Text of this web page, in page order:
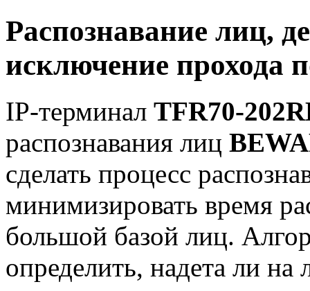
Распознавание лиц,
исключение прохода
IP-терминал TFR70-
распознавания лиц
сделать процесс
минимизировать время
большой базой лиц.
определить, надета ли на